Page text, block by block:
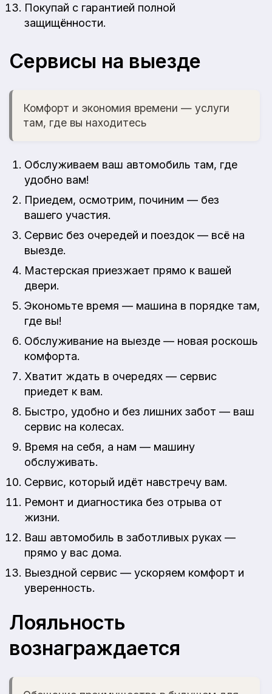
Покупай с гарантией полной
защищённости.
Сервисы на выезде
Комфорт и экономия времени — услуги
там, где вы находитесь
Обслуживаем ваш автомобиль там, где
удобно вам!
Приедем, осмотрим, починим — без
вашего участия.
Сервис без очередей и поездок — всё на
выезде.
Мастерская приезжает прямо к вашей
двери.
Экономьте время — машина в порядке там,
где вы!
Обслуживание на выезде — новая роскошь
комфорта.
Хватит ждать в очередях — сервис
приедет к вам.
Быстро, удобно и без лишних забот — ваш
сервис на колесах.
Время на себя, а нам — машину
обслуживать.
Сервис, который идёт навстречу вам.
Ремонт и диагностика без отрыва от
жизни.
Ваш автомобиль в заботливых руках —
прямо у вас дома.
Выездной сервис — ускоряем комфорт и
уверенность.
Лояльность
вознаграждается